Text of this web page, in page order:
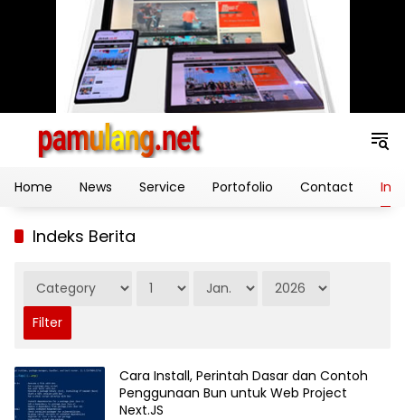
Home News Service Portofolio Contact
Indeks Berita
Cara Install, Perintah Dasar dan Contoh
Penggunaan Bun untuk Web Project
Next.JS